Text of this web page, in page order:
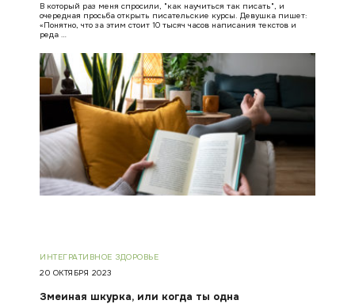
В который раз меня спросили, "как научиться так писать", и
очередная просьба открыть писательские курсы. Девушка пишет:
«Понятно, что за этим стоит 10 тысяч часов написания текстов и
реда …
ИНТЕГРАТИВНОЕ ЗДОРОВЬЕ
20 ОКТЯБРЯ 2023
Змеиная шкурка, или когда ты одна